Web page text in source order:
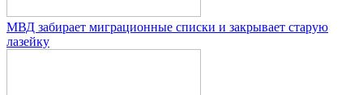
МВД забирает миграционные списки и закрывает старую
лазейку